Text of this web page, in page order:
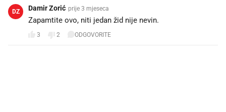
DZ Damir Zorić prije 3 mjeseca
Zapamtite ovo, niti jedan žid nije nevin.
3 2 ODGOVORITE